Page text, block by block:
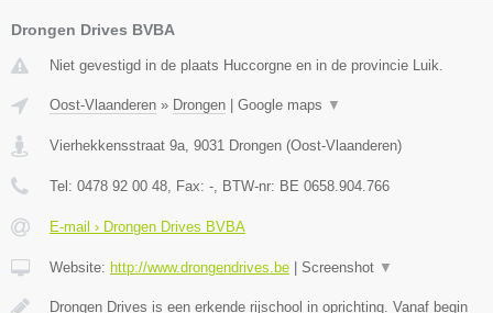
Drongen Drives BVBA
Niet gevestigd in de plaats Huccorgne en in de provincie Luik.
Oost-Vlaanderen » Drongen Google maps ▼
Vierhekkensstraat 9a, 9031 Drongen (Oost-Vlaanderen)
Tel: 0478 92 00 48, Fax: -, BTW-nr: BE 0658.904.766
E-mail › Drongen Drives BVBA
Website: http://www.drongendrives.be Screenshot ▼
Drongen Drives is een erkende rijschool in oprichting. Vanaf begin